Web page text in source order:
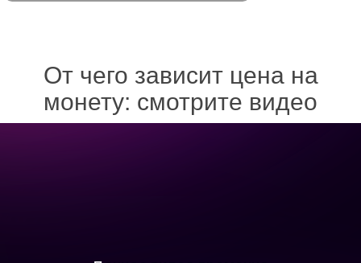
От чего зависит цена на
монету: смотрите видео